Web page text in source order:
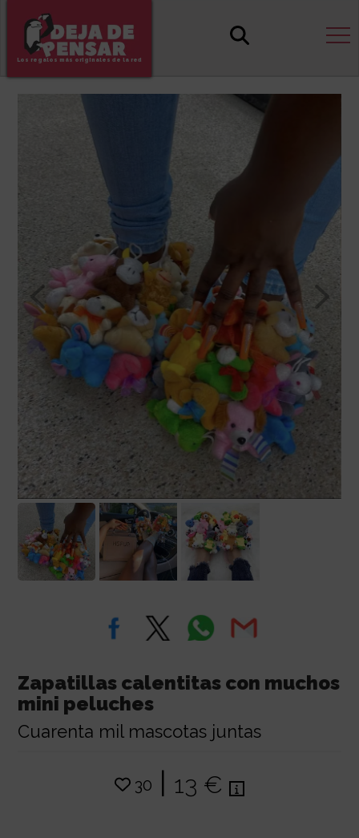
Los regalos más originales de la red
Zapatillas calentitas con muchos
mini peluches
Cuarenta mil mascotas juntas
30 | 13 €